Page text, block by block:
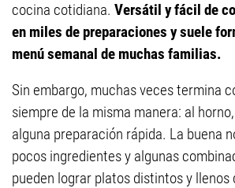
cocina cotidiana. Versátil y fácil de
en miles de preparaciones y suele
menú semanal de muchas familias.
Sin embargo, muchas veces termina
siempre de la misma manera: al
alguna preparación rápida. La buena
pocos ingredientes y algunas
pueden lograr platos distintos y llenos